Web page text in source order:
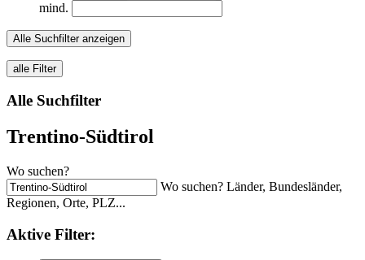
mind.
Alle Suchfilter anzeigen
alle Filter
Alle Suchfilter
Trentino-Südtirol
Wo suchen?
Wo suchen? Länder, Bundesländer,
Regionen, Orte, PLZ...
Aktive Filter: